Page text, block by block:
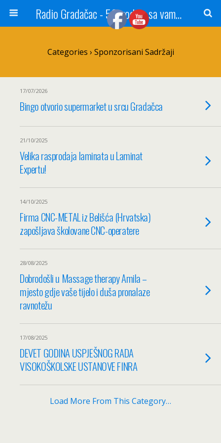
Radio Gradačac - 56 godina sa vama...
Categories › Sponzorisani Sadržaji
17/07/2026
Bingo otvorio supermarket u srcu Gradačca
21/10/2025
Velika rasprodaja laminata u Laminat
Expertu!
14/10/2025
Firma CNC-METAL iz Belišća (Hrvatska)
zapošljava školovane CNC-operatere
28/08/2025
Dobrodošli u Massage therapy Amila –
mjesto gdje vaše tijelo i duša pronalaze
ravnotežu
17/08/2025
DEVET GODINA USPJEŠNOG RADA
VISOKOŠKOLSKE USTANOVE FINRA
Load More From This Category…